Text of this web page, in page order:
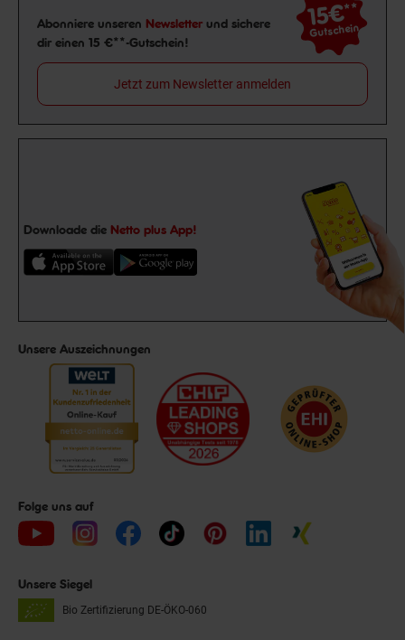
Newsletter Anmeldung
Abonniere unseren Newsletter und sichere
dir einen 15 €**-Gutschein!
15€**
Gutschein
Jetzt zum Newsletter anmelden
Downloade die Netto plus App!
Unsere Auszeichnungen
Folge uns auf
Unsere Siegel
Bio Zertifizierung DE-ÖKO-060